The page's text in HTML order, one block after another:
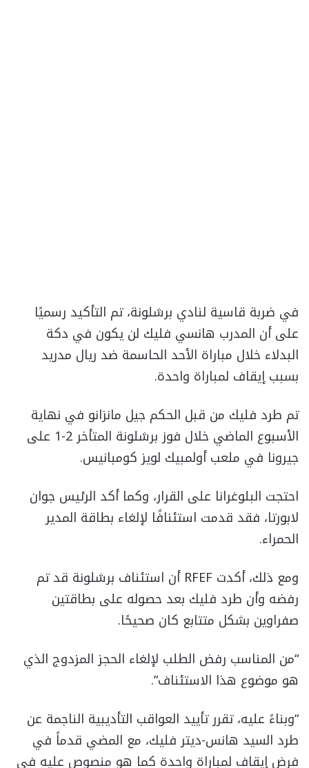
في ضربة قاسية لنادي برشلونة، تم التأكيد رسميًا
على أن المدرب هانسي فليك لن يكون في دكة
البدلاء خلال مباراة الأحد الحاسمة ضد ريال مدريد
بسبب إيقاف لمباراة واحدة.
تم طرد فليك من قبل الحكم جيل مانزانو في نهاية
الأسبوع الماضي خلال فوز برشلونة المتأخر 2-1 على
جيرونا في ملعب أولمبيك لويز كومبانيس.
احتجت البلوغرانا على القرار، وكما أكد الرئيس جوان
لابورتا، فقد قدمت استئنافًا لإلغاء بطاقة المدير
الحمراء.
ومع ذلك، أكدت RFEF أن استئناف برشلونة قد تم
رفضه وأن طرد فليك بعد حصوله على بطاقتين
صفراوين بشكل متتابع كان صحيحًا.
“من المناسب رفض الطلب لإلغاء الحجز المزدوج الذي
هو موضوع هذا الاستئناف”.
“وبناءً عليه، تقرر تأييد العواقب التأديبية الناجمة عن
طرد السيد هانس-ديتر فليك، مع المضي قدماً في
فرض إيقاف لمباراة واحدة كما هو منصوص عليه في